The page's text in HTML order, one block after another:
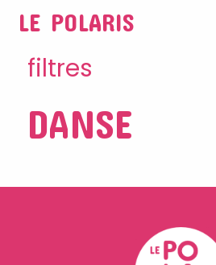
LE POLARIS
filtres
DANSE